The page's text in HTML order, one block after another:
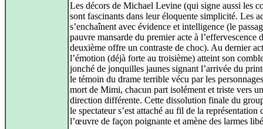
Les décors de Michael Levine (qui signe aussi les
sont fascinants dans leur éloquente simplicité. Les
s’enchaînent avec évidence et intelligence (le
pauvre mansarde du premier acte à l’effervescence
deuxième offre un contraste de choc). Au dernier
l’émotion (déjà forte au troisième) atteint son
jonché de jonquilles jaunes signant l’arrivée du
le témoin du drame terrible vécu par les
mort de Mimi, chacun part isolément et triste vers
direction différente. Cette dissolution finale du
le spectateur s’est attaché au fil de la représentation
l’œuvre de façon poignante et amène des larmes